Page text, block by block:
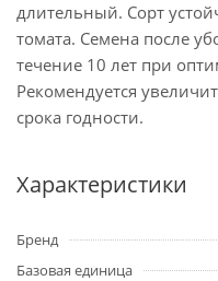
длительный. Сорт
томата. Семена после
течение 10 лет при
Рекомендуется
срока годности.
Характеристики
Бренд
Базовая единица